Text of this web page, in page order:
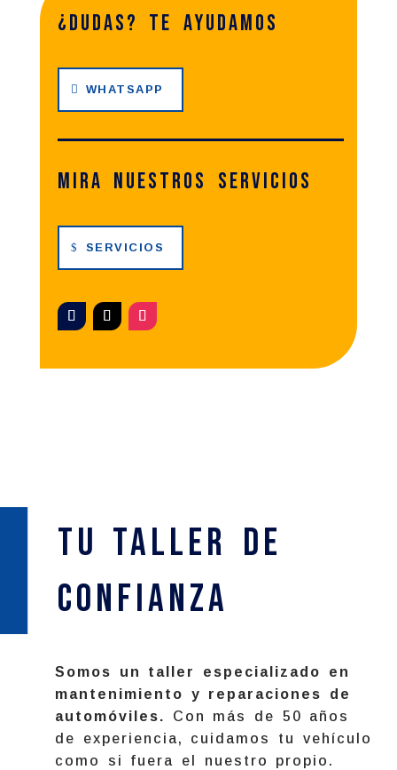
¿dudas? te ayudamos
WHATSAPP
Mira nuestros servicios
SERVICIOS
Tu Taller de
confianza
Somos un taller especializado en
mantenimiento y reparaciones de
automóviles. Con más de 50 años
de experiencia, cuidamos tu vehículo
como si fuera el nuestro propio.